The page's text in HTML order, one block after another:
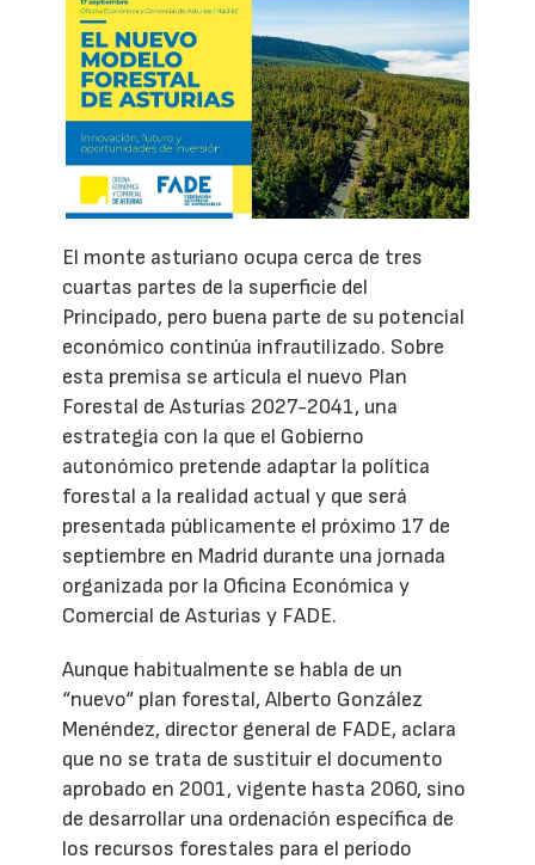
El monte asturiano ocupa cerca de tres
cuartas partes de la superficie del
Principado, pero buena parte de su potencial
económico continúa infrautilizado. Sobre
esta premisa se articula el nuevo Plan
Forestal de Asturias 2027-2041, una
estrategia con la que el Gobierno
autonómico pretende adaptar la política
forestal a la realidad actual y que será
presentada públicamente el próximo 17 de
septiembre en Madrid durante una jornada
organizada por la Oficina Económica y
Comercial de Asturias y FADE.
Aunque habitualmente se habla de un
“nuevo“ plan forestal, Alberto González
Menéndez, director general de FADE, aclara
que no se trata de sustituir el documento
aprobado en 2001, vigente hasta 2060, sino
de desarrollar una ordenación específica de
los recursos forestales para el periodo